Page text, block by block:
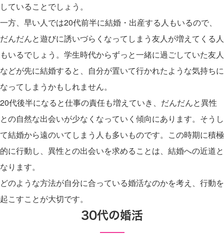
していることでしょう。
一方、早い人では20代前半に結婚・出産する人もいるので、
だんだんと遊びに誘いづらくなってしまう友人が増えてくる人
もいるでしょう。学生時代からずっと一緒に過ごしていた友人
などが先に結婚すると、自分が置いて行かれたような気持ちに
なってしまうかもしれません。
20代後半になると仕事の責任も増えていき、だんだんと異性
との自然な出会いが少なくなっていく傾向にあります。そうし
て結婚から遠のいてしまう人も多いものです。この時期に積極
的に行動し、異性との出会いを求めることは、結婚への近道と
なります。
どのような方法が自分に合っている婚活なのかを考え、行動を
起こすことが大切です。
30代の婚活